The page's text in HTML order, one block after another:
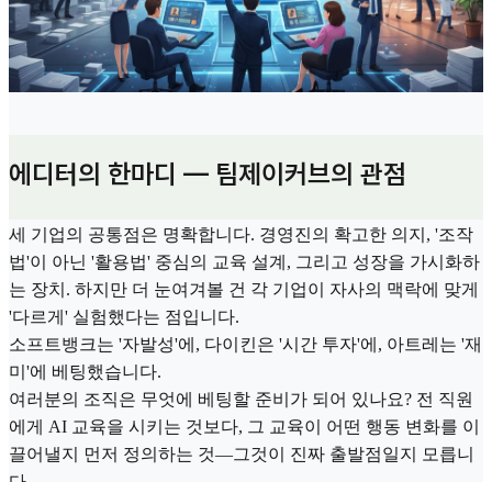
에디터의 한마디 — 팀제이커브의 관점
세 기업의 공통점은 명확합니다. 경영진의 확고한 의지, '조작
법'이 아닌 '활용법' 중심의 교육 설계, 그리고 성장을 가시화하
는 장치. 하지만 더 눈여겨볼 건 각 기업이 자사의 맥락에 맞게
'다르게' 실험했다는 점입니다.
소프트뱅크는 '자발성'에, 다이킨은 '시간 투자'에, 아트레는 '재
미'에 베팅했습니다.
여러분의 조직은 무엇에 베팅할 준비가 되어 있나요? 전 직원
에게 AI 교육을 시키는 것보다, 그 교육이 어떤 행동 변화를 이
끌어낼지 먼저 정의하는 것—그것이 진짜 출발점일지 모릅니